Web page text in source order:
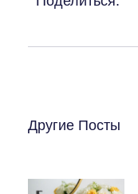
Другие Посты